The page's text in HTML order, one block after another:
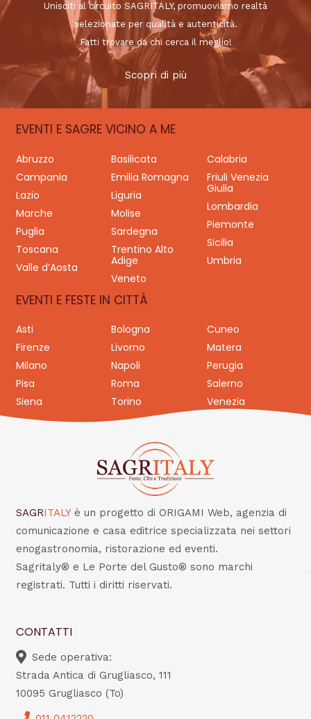
Unisciti al circuito SAGRITALY, promuoviamo realtà
selezionate per qualità e autenticità.
Fatti trovare da chi cerca il meglio!
Scopri di più
EVENTI E SAGRE VICINO A ME
Abruzzo Basilicata
Calabria
Campania
Emilia Romagna
Friuli Venezia
Giulia
Lazio
Liguria
Lombardia
Marche
Molise
Piemonte
Puglia
Sardegna
Sicilia
Toscana
Trentino Alto
Adige
Umbria
Valle d’Aosta
Veneto
EVENTI E FESTE IN CITTÀ
Asti Bologna
Cuneo
Firenze
Livorno
Matera
Milano
Napoli
Perugia
Pisa
Roma
Salerno
Siena
Torino Venezia
SAGRITALY è un progetto di ORIGAMI Web, agenzia di
comunicazione e casa editrice specializzata nei settori
enogastronomia, ristorazione ed eventi.
Sagritaly® e Le Porte del Gusto® sono marchi
registrati. Tutti i diritti riservati.
CONTATTI
Sede operativa:
Strada Antica di Grugliasco, 111
10095 Grugliasco (To)